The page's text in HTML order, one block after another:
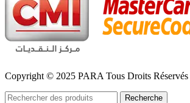
Copyright © 2025 PARA Tous Droits Réservés
Recherche